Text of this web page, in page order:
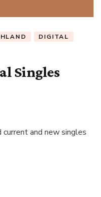
DIGITAL
Singles
and new singles